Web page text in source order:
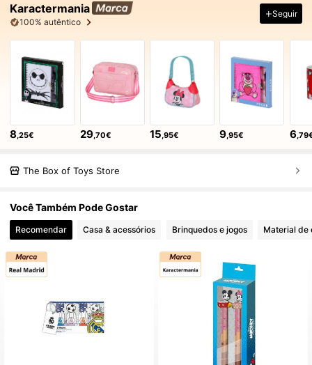
Karactermania
100% autêntico
Seguir
8 ,25€ 29,70€ 15 ,95€ 9 ,95€ 6
The Box of Toys Store
Você Também Pode Gostar
Recomendar Casa & acessórios Brinquedos e jogos Material de